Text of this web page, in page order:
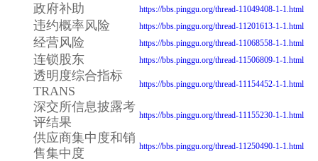
政府补助 https://bbs.pinggu.org/thread-11049408-1-1.html
违约概率风险 https://bbs.pinggu.org/thread-11201613-1-1.html
经营风险 https://bbs.pinggu.org/thread-11068558-1-1.html
连锁股东 https://bbs.pinggu.org/thread-11506809-1-1.html
透明度综合指标
TRANS
https://bbs.pinggu.org/thread-11154452-1-1.html
深交所信息披露考
评结果
https://bbs.pinggu.org/thread-11155230-1-1.html
供应商集中度和销
售集中度
https://bbs.pinggu.org/thread-11250490-1-1.html